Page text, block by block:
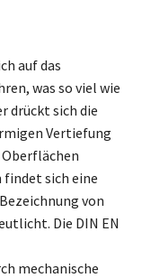
auf das
was so viel wie
drückt sich die
Vertiefung
Oberflächen
sich eine
von
Die DIN EN
mechanische